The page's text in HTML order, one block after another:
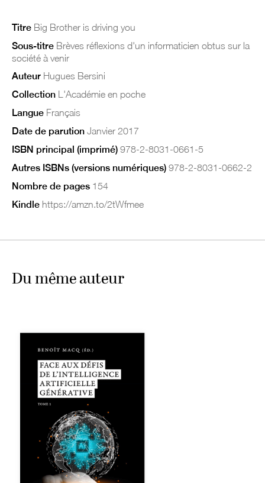
Titre Big Brother is driving you
Sous-titre Brèves réflexions d'un informaticien obtus sur la
société à venir
Auteur Hugues Bersini
Collection L'Académie en poche
Langue Français
Date de parution Janvier 2017
ISBN principal (imprimé) 978-2-8031-0661-5
Autres ISBNs (versions numériques) 978-2-8031-0662-2
Nombre de pages 154
Kindle https://amzn.to/2tWfmee
Du même auteur